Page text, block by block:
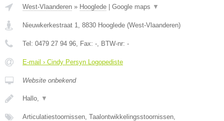
West-Vlaanderen » Hooglede Google maps ▼
Nieuwkerkestraat 1 8830 Hooglede (West-Vlaanderen)
Tel: 0479 27 94 96 , Fax: - , BTW-nr: -
E-mail › Cindy Persyn Logopediste
Website onbekend
Hallo, ▼
Articulatiestoornissen, Taalontwikkelingsstoornissen,